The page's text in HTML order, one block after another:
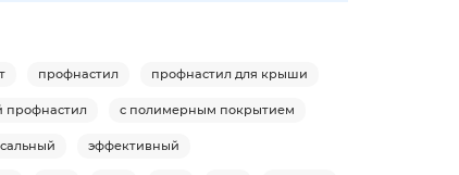
профнастил профнастил для крыши
профнастил с полимерным покрытием
эффективный